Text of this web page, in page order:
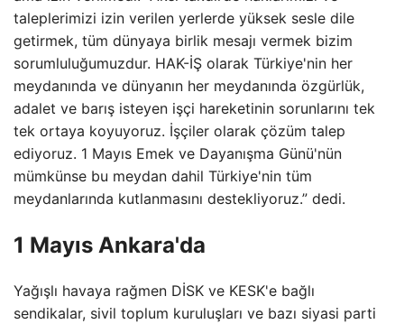
taleplerimizi izin verilen yerlerde yüksek sesle dile
getirmek, tüm dünyaya birlik mesajı vermek bizim
sorumluluğumuzdur. HAK-İŞ olarak Türkiye'nin her
meydanında ve dünyanın her meydanında özgürlük,
adalet ve barış isteyen işçi hareketinin sorunlarını tek
tek ortaya koyuyoruz. İşçiler olarak çözüm talep
ediyoruz. 1 Mayıs Emek ve Dayanışma Günü'nün
mümkünse bu meydan dahil Türkiye'nin tüm
meydanlarında kutlanmasını destekliyoruz.” dedi.
1 Mayıs Ankara'da
Yağışlı havaya rağmen DİSK ve KESK'e bağlı
sendikalar, sivil toplum kuruluşları ve bazı siyasi parti